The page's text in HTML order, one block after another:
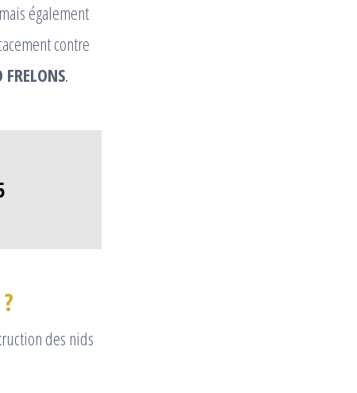
également
contre
.
des nids